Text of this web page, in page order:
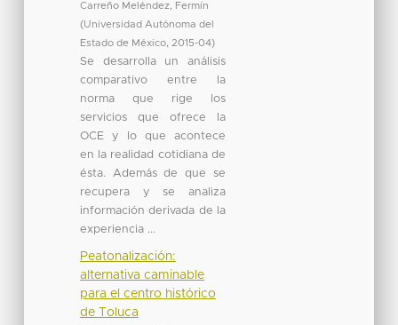
Carreño Meléndez, Fermín
(Universidad Autónoma del
Estado de México, 2015-04)
Se desarrolla un análisis
comparativo entre la
norma que rige los
servicios que ofrece la
OCE y lo que acontece
en la realidad cotidiana de
ésta. Además de que se
recupera y se analiza
información derivada de la
experiencia ...
Peatonalización:
alternativa caminable
para el centro histórico
de Toluca